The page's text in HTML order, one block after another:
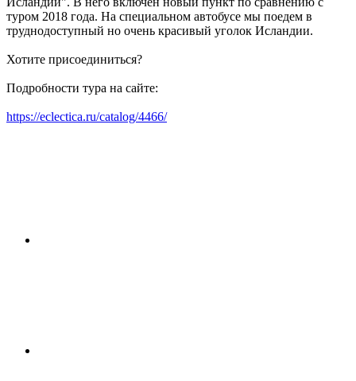
туром 2018 года. На специальном автобусе мы поедем в
труднодоступный но очень красивый уголок Исландии.
Хотите присоединиться?
Подробности тура на сайте:
https://eclectica.ru/catalog/4466/